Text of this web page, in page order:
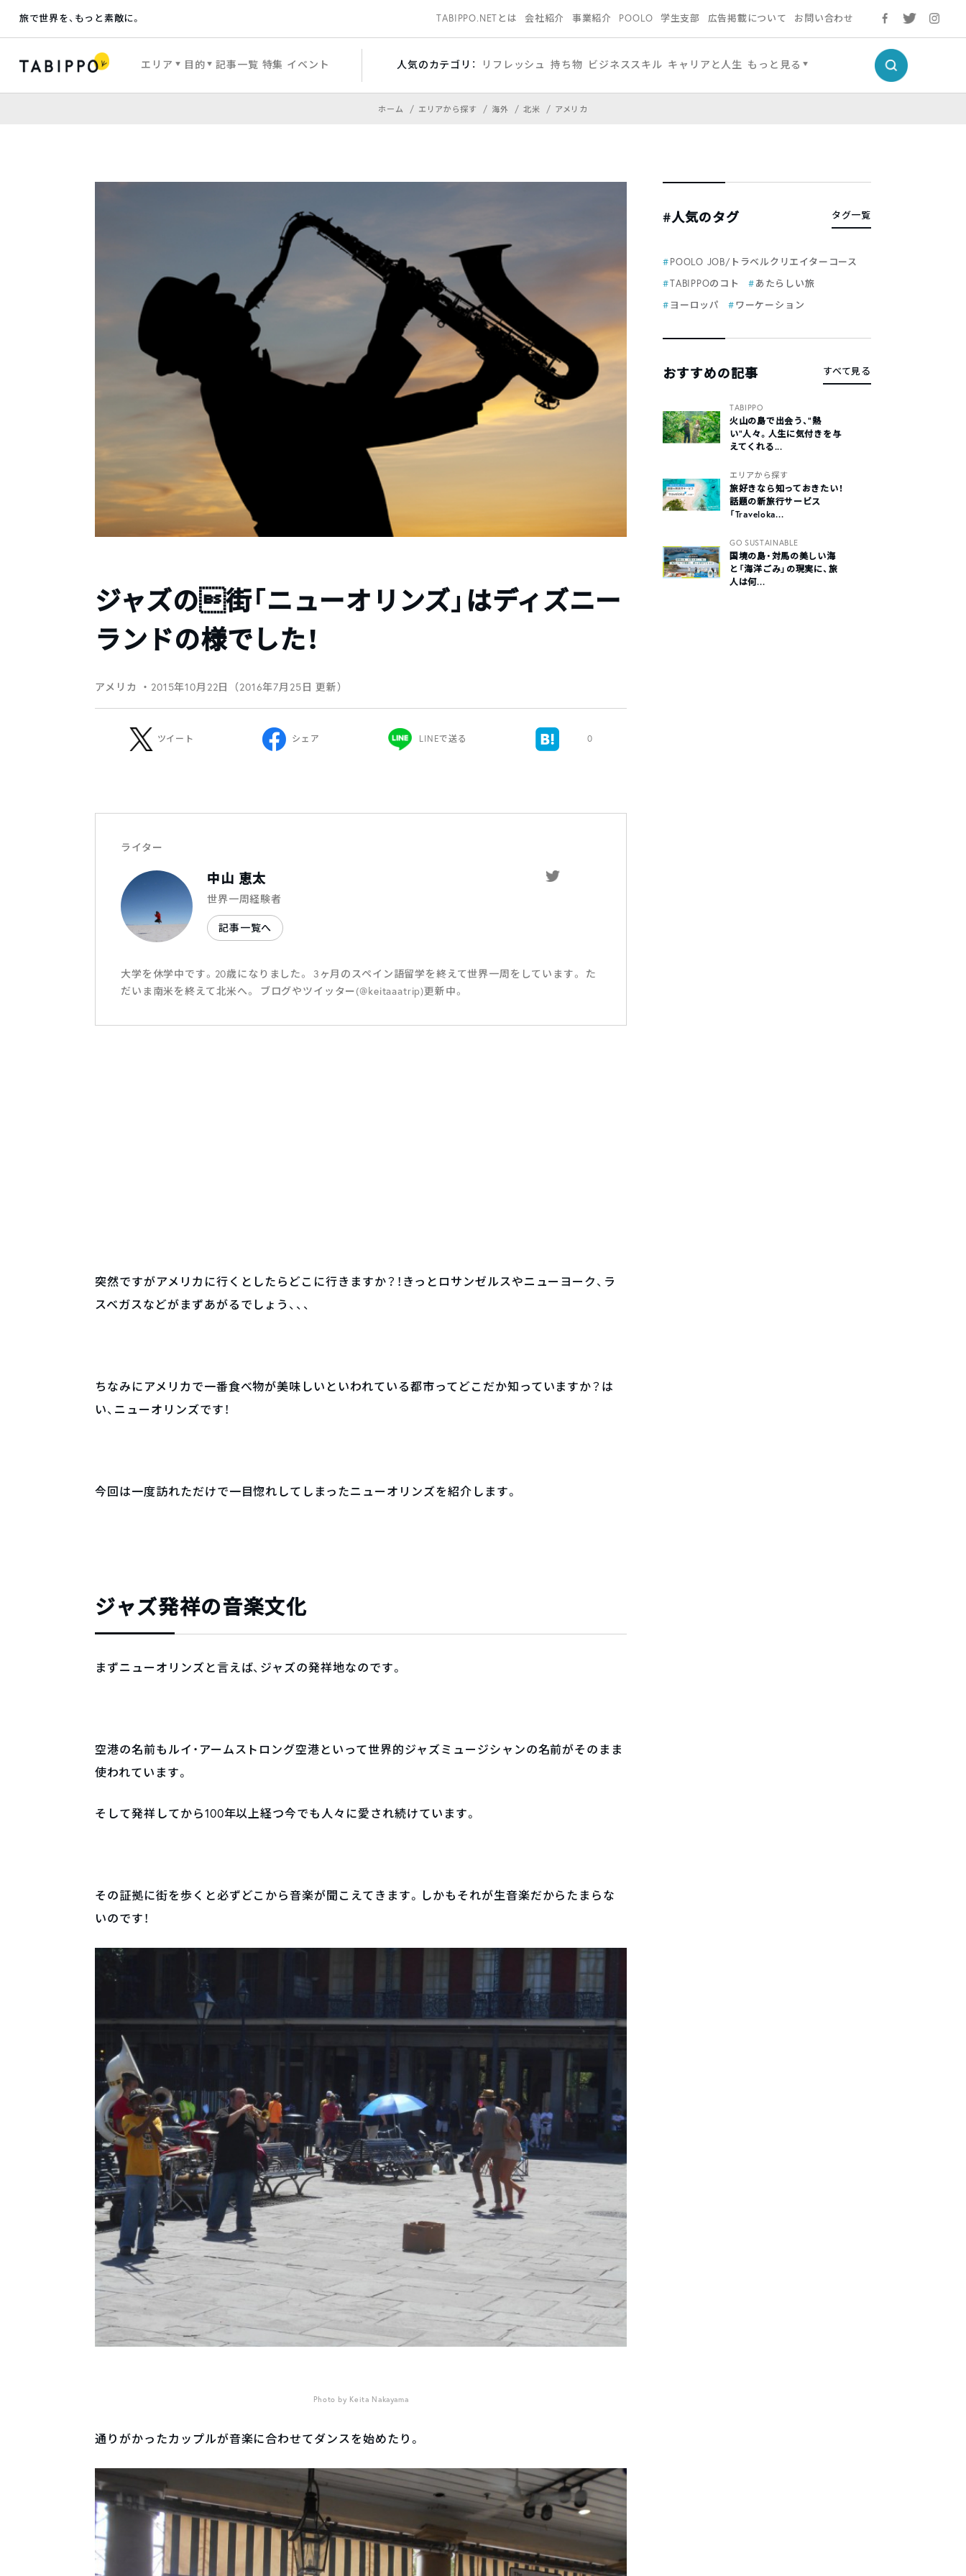
旅で世界を、もっと素敵に。 TABIPPO.NETとは 会社紹介 事業紹介 POOLO 学生支部 広告掲載について お問い合わせ
エリア 目的 記事一覧 特集 イベント 人気のカテゴリ： リフレッシュ 持ち物 ビジネススキル キャリアと人生 もっと見る
ホーム エリアから探す 海外 北米 アメリカ
ジャズの街「ニューオリンズ」はディズニー
ランドの様でした！
アメリカ ・2015年10月22日（2016年7月25日 更新）
ツイート シェア LINEで送る 0
ライター
中山 恵太
世界一周経験者
記事一覧へ
大学を休学中です。20歳になりました。 3ヶ月のスペイン語留学を終えて世界一周をしています。 た
だいま南米を終えて北米へ。 ブログやツイッター(@keitaaatrip)更新中。
突然ですがアメリカに行くとしたらどこに行きますか？！きっとロサンゼルスやニューヨーク、ラ
スベガスなどがまずあがるでしょう、、、
ちなみにアメリカで一番食べ物が美味しいといわれている都市ってどこだか知っていますか？は
い、ニューオリンズです！
今回は一度訪れただけで一目惚れしてしまったニューオリンズを紹介します。
ジャズ発祥の音楽文化
まずニューオリンズと言えば、ジャズの発祥地なのです。
空港の名前もルイ・アームストロング空港といって世界的ジャズミュージシャンの名前がそのまま
使われています。
そして発祥してから100年以上経つ今でも人々に愛され続けています。
その証拠に街を歩くと必ずどこから音楽が聞こえてきます。しかもそれが生音楽だからたまらな
いのです！
Photo by Keita Nakayama
通りがかったカップルが音楽に合わせてダンスを始めたり。
#人気のタグ タグ一覧
POOLO JOB/トラベルクリエイターコース
TABIPPOのコト
あたらしい旅
ヨーロッパ
ワーケーション
おすすめの記事 すべて見る
TABIPPO
火山の島で出会う、“熱
い“人々。人生に気付きを与
えてくれる...
エリアから探す
旅好きなら知っておきたい！
話題の新旅行サービス
「Traveloka...
GO SUSTAINABLE
国境の島・対馬の美しい海
と「海洋ごみ」の現実に、旅
人は何...